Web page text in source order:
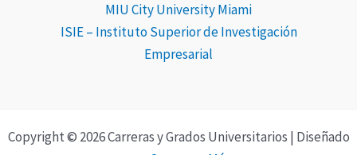
MIU City University Miami
ISIE – Instituto Superior de Investigación
Empresarial
Copyright © 2026 Carreras y Grados Universitarios | Diseñado